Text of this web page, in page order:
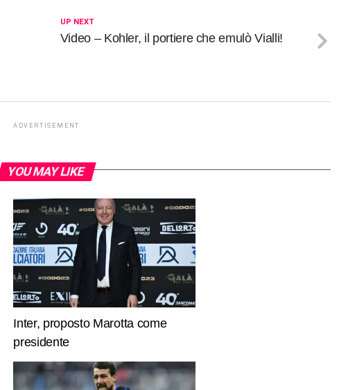
UP NEXT
Video – Kohler, il portiere che emulò Vialli!
ADVERTISEMENT
YOU MAY LIKE
Inter, proposto Marotta come
presidente